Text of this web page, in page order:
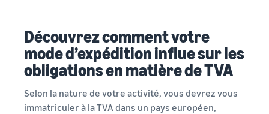
Découvrez comment votre
mode d’expédition influe sur les
obligations en matière de TVA
Selon la nature de votre activité, vous devrez vous
immatriculer à la TVA dans un pays européen,